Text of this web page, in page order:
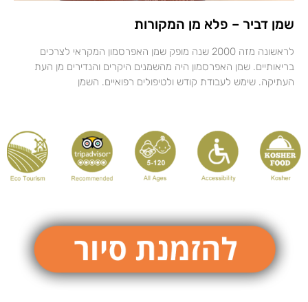
שמן דביר – פלא מן המקורות
לראשונה מזה 2000 שנה מופק שמן האפרסמון המקראי לצרכים
בריאותיים. שמן האפרסמון היה מהשמנים היקרים והנדירים מן העת
העתיקה. שימש לעבודת קודש ולטיפולים רפואיים. השמן